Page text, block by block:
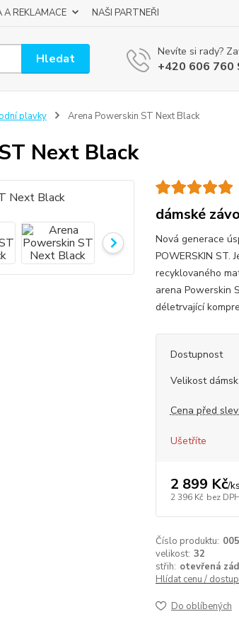
A REKLAMACE NAŠI PARTNEŘI
Hledat Nevíte si rady?
+420 606 760
plavky Arena Powerskin ST Next Black
Next Black
dámské
Nová generace
POWERSKIN ST.
recyklovaného
arena Powerskin
déletrvající
Dostupnost
Velikost
Cena před
Ušetříte
2 899 Kč/ks
2 396 Kč bez DPH
Číslo produktu:
velikost: 32
střih: otevřená
Hlídat cenu /
Do oblíbených